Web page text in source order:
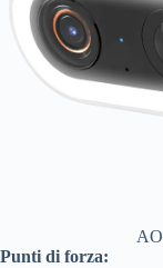
Punti di forza: